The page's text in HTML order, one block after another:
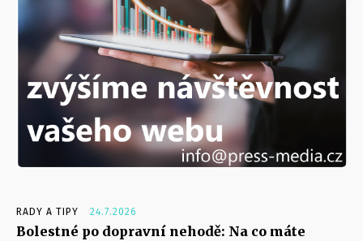
RADY A TIPY 24.7.2026
Bolestné po dopravní nehodě: Na co máte